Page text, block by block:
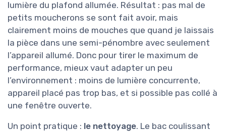
lumière du plafond allumée. Résultat : pas mal de
petits moucherons se sont fait avoir, mais
clairement moins de mouches que quand je laissais
la pièce dans une semi-pénombre avec seulement
l’appareil allumé. Donc pour tirer le maximum de
performance, mieux vaut adapter un peu
l’environnement : moins de lumière concurrente,
appareil placé pas trop bas, et si possible pas collé à
une fenêtre ouverte.
Un point pratique : le nettoyage. Le bac coulissant